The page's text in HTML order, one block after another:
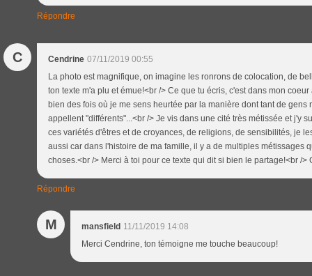
Répondre
C Cendrine 07/11/2019 00:55
La photo est magnifique, on imagine les ronrons de colocation, de
ton texte m'a plu et émue!<br /> Ce que tu écris, c'est dans mon
bien des fois où je me sens heurtée par la manière dont tant de gens
appellent "différents"...<br /> Je vis dans une cité très métissée et j'y
ces variétés d'êtres et de croyances, de religions, de sensibilités, je
aussi car dans l'histoire de ma famille, il y a de multiples métissages
choses.<br /> Merci à toi pour ce texte qui dit si bien le partage!<br />
Répondre
M mansfield 11/11/2019 14:08
Merci Cendrine, ton témoigne me touche beaucoup!